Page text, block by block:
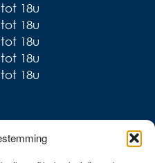
18u
18u
18u
18u
18u